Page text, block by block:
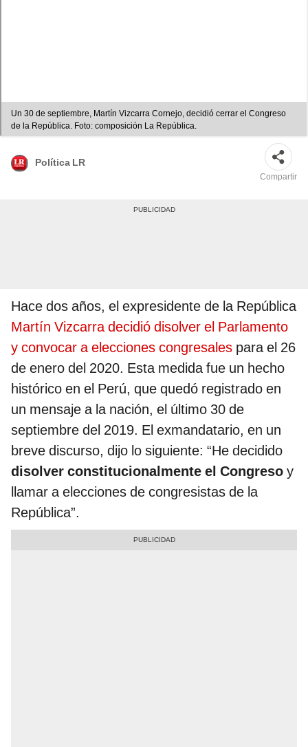
Un 30 de septiembre, Martín Vizcarra Cornejo, decidió cerrar el Congreso
de la República. Foto: composición La República.
Política LR
Compartir
Hace dos años, el expresidente de la República
Martín Vizcarra decidió disolver el Parlamento
y convocar a elecciones congresales para el 26
de enero del 2020. Esta medida fue un hecho
histórico en el Perú, que quedó registrado en
un mensaje a la nación, el último 30 de
septiembre del 2019. El exmandatario, en un
breve discurso, dijo lo siguiente: “He decidido
disolver constitucionalmente el Congreso y
llamar a elecciones de congresistas de la
República”.